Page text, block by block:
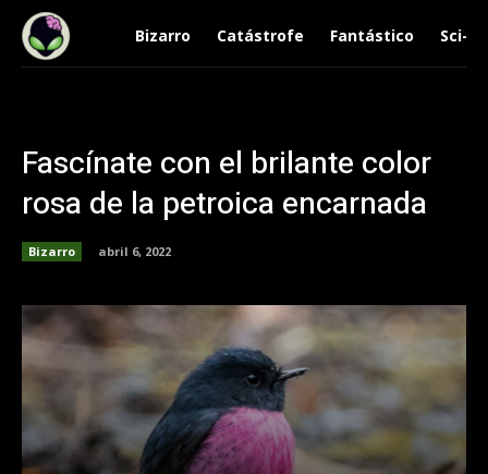
Bizarro Catástrofe Fantástico Sci-Fi
Fascínate con el brilante color
rosa de la petroica encarnada
Bizarro abril 6, 2022